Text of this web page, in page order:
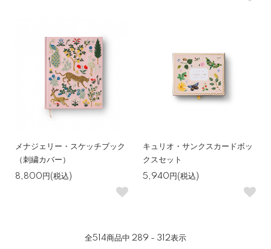
メナジェリー・スケッチブック
（刺繍カバー）
8,800円(税込)
キュリオ・サンクスカードボッ
クスセット
5,940円(税込)
全514商品中 289 - 312表示